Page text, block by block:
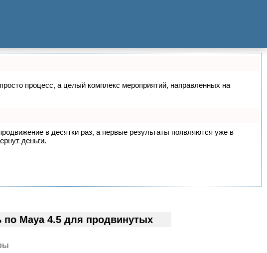
процесс, а целый комплекс мероприятий, направленных на
в десятки раз, а первые результаты появляются уже в
деньги.
Maya 4.5 для продвинутых